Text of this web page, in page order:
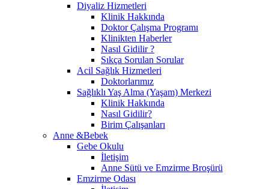
Diyaliz Hizmetleri
Klinik Hakkında
Doktor Çalışma Programı
Klinikten Haberler
Nasıl Gidilir ?
Sıkça Sorulan Sorular
Acil Sağlık Hizmetleri
Doktorlarımız
Sağlıklı Yaş Alma (Yaşam) Merkezi
Klinik Hakkında
Nasıl Gidilir?
Birim Çalışanları
Anne &Bebek
Gebe Okulu
İletişim
Anne Sütü ve Emzirme Broşürü
Emzirme Odası